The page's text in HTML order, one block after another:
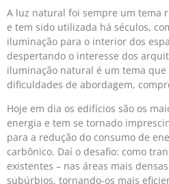
A luz natural foi sempre um tema
e tem sido utilizada há séculos,
iluminação para o interior dos
despertando o interesse dos
iluminação natural é um tema
dificuldades de abordagem,
Hoje em dia os edifícios são os
energia e tem se tornado
para a redução do consumo de
carbônico. Daí o desafio: como
existentes – nas áreas mais
subúrbios, tornando-os mais